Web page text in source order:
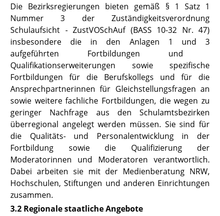
Die Bezirksregierungen bieten gemäß § 1 Satz 1
Nummer 3 der Zuständigkeitsverordnung
Schulaufsicht - ZustVOSchAuf (BASS 10-32 Nr. 47)
insbesondere die in den Anlagen 1 und3
aufgeführten Fortbildungen und
Qualifikationserweiterungen sowie spezifische
Fortbildungen für die Berufskollegs und für die
Ansprechpartnerinnen für Gleichstellungsfragen an
sowie weitere fachliche Fortbildungen, die wegen zu
geringer Nachfrage aus den Schulamtsbezirken
überregional angelegt werden müssen. Sie sind für
die Qualitäts- und Personalentwicklung in der
Fortbildung sowie die Qualifizierung der
Moderatorinnen und Moderatoren verantwortlich.
Dabei arbeiten sie mit der Medienberatung NRW,
Hochschulen, Stiftungen und anderen Einrichtungen
zusammen.
3.2 Regionale staatliche Angebote